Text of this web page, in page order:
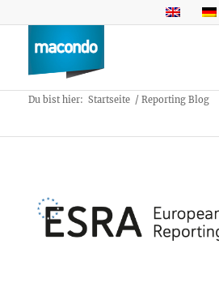
Du bist hier: Startseite / Reporting Blog